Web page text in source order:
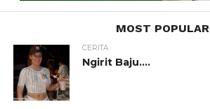
MOST POPULAR
CERITA
Ngirit Baju….